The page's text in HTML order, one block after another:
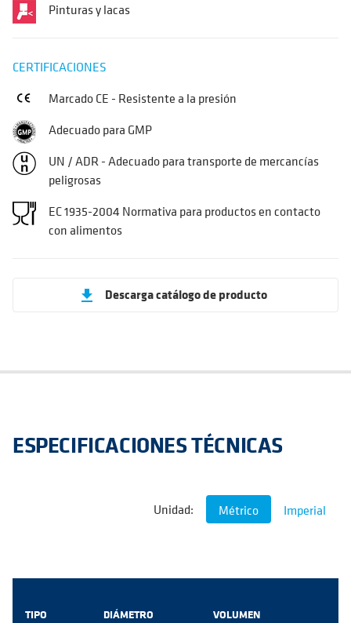
Pinturas y lacas
CERTIFICACIONES
Marcado CE - Resistente a la presión
Adecuado para GMP
UN / ADR - Adecuado para transporte de mercancías
peligrosas
EC 1935-2004 Normativa para productos en contacto
con alimentos
get_app Descarga catálogo de producto
ESPECIFICACIONES TÉCNICAS
Unidad: Métrico Imperial
TIPO DIÁMETRO VOLUMEN